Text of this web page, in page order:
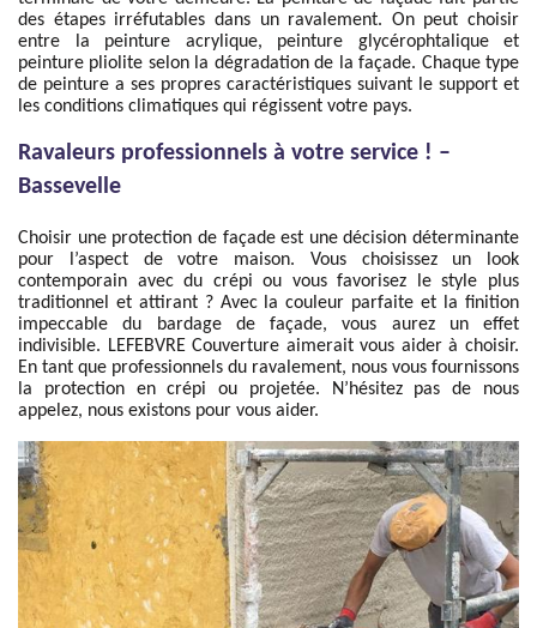
des étapes irréfutables dans un ravalement. On peut choisir
entre la peinture acrylique, peinture glycérophtalique et
peinture pliolite selon la dégradation de la façade. Chaque type
de peinture a ses propres caractéristiques suivant le support et
les conditions climatiques qui régissent votre pays.
Ravaleurs professionnels à votre service ! –
Bassevelle
Choisir une protection de façade est une décision déterminante
pour l’aspect de votre maison. Vous choisissez un look
contemporain avec du crépi ou vous favorisez le style plus
traditionnel et attirant ? Avec la couleur parfaite et la finition
impeccable du bardage de façade, vous aurez un effet
indivisible. LEFEBVRE Couverture aimerait vous aider à choisir.
En tant que professionnels du ravalement, nous vous fournissons
la protection en crépi ou projetée. N’hésitez pas de nous
appelez, nous existons pour vous aider.